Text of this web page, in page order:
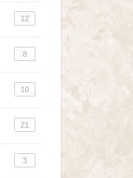
12
8
10
21
3